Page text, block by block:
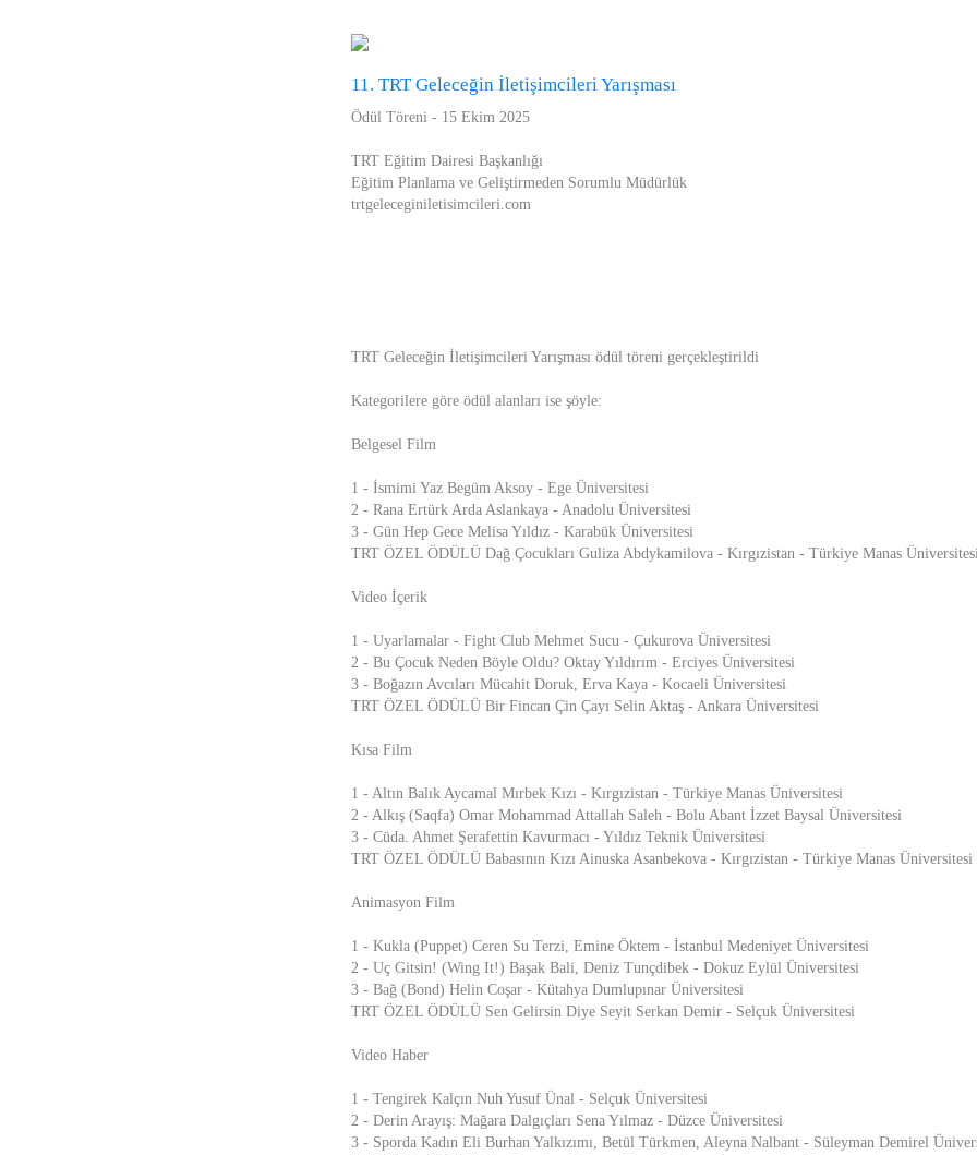
11. TRT Geleceğin İletişimcileri Yarışması
Ödül Töreni - 15 Ekim 2025
TRT Eğitim Dairesi Başkanlığı
Eğitim Planlama ve Geliştirmeden Sorumlu Müdürlük
trtgeleceginiletisimcileri.com
TRT Geleceğin İletişimcileri Yarışması ödül töreni gerçekleştirildi
Kategorilere göre ödül alanları ise şöyle:
Belgesel Film
1 - İsmimi Yaz Begüm Aksoy - Ege Üniversitesi
2 - Rana Ertürk Arda Aslankaya - Anadolu Üniversitesi
3 - Gün Hep Gece Melisa Yıldız - Karabük Üniversitesi
TRT ÖZEL ÖDÜLÜ Dağ Çocukları Guliza Abdykamilova - Kırgızistan - Türkiye Manas
Video İçerik
1 - Uyarlamalar - Fight Club Mehmet Sucu - Çukurova Üniversitesi
2 - Bu Çocuk Neden Böyle Oldu? Oktay Yıldırım - Erciyes Üniversitesi
3 - Boğazın Avcıları Mücahit Doruk, Erva Kaya - Kocaeli Üniversitesi
TRT ÖZEL ÖDÜLÜ Bir Fincan Çin Çayı Selin Aktaş - Ankara Üniversitesi
Kısa Film
1 - Altın Balık Aycamal Mırbek Kızı - Kırgızistan - Türkiye Manas Üniversitesi
2 - Alkış (Saqfa) Omar Mohammad Attallah Saleh - Bolu Abant İzzet Baysal Üniversitesi
3 - Cüda. Ahmet Şerafettin Kavurmacı - Yıldız Teknik Üniversitesi
TRT ÖZEL ÖDÜLÜ Babasının Kızı Ainuska Asanbekova - Kırgızistan - Türkiye Manas Üniversitesi
Animasyon Film
1 - Kukla (Puppet) Ceren Su Terzi, Emine Öktem - İstanbul Medeniyet Üniversitesi
2 - Uç Gitsin! (Wing It!) Başak Bali, Deniz Tunçdibek - Dokuz Eylül Üniversitesi
3 - Bağ (Bond) Helin Coşar - Kütahya Dumlupınar Üniversitesi
TRT ÖZEL ÖDÜLÜ Sen Gelirsin Diye Seyit Serkan Demir - Selçuk Üniversitesi
Video Haber
1 - Tengirek Kalçın Nuh Yusuf Ünal - Selçuk Üniversitesi
2 - Derin Arayış: Mağara Dalgıçları Sena Yılmaz - Düzce Üniversitesi
3 - Sporda Kadın Eli Burhan Yalkızımı, Betül Türkmen, Aleyna Nalbant - Süleyman Demirel